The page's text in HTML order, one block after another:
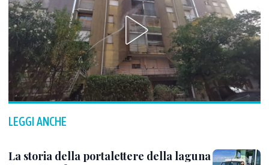
LEGGI ANCHE
La storia della portalettere della laguna